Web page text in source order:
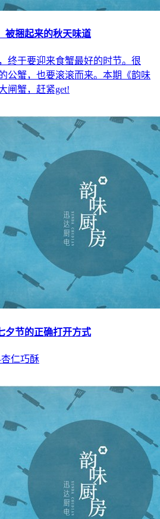
被捆起来的秋天味道
终于要迎来食蟹最好的时节。很
公蟹，也要滚滚而来。本期《韵味
蟹，赶紧get!
夕节的正确打开方式
仁巧酥